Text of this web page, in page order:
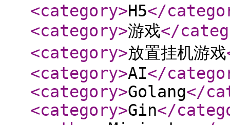
<category>H5</
<category>游戏</
<category>放置挂机游戏
<category>AI</
<category>Golang</
<category>Gin</